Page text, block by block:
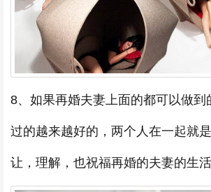
8、如果再婚夫妻上面的都可以做到
过的越来越好的，两个人在一起就
让，理解，也祝福再婚的夫妻的生活